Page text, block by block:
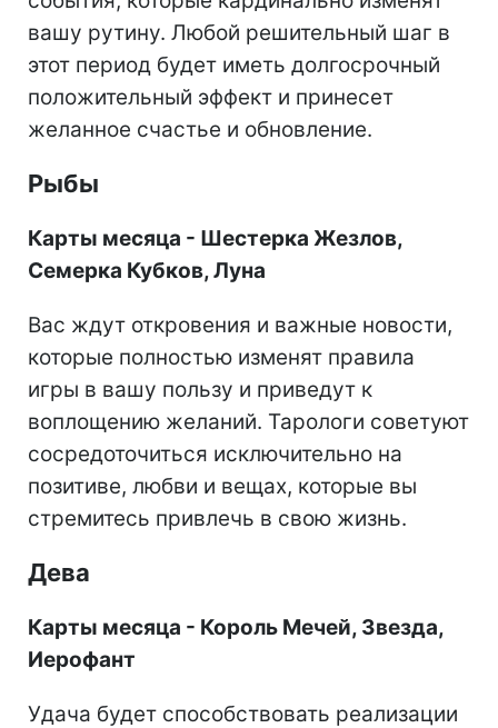
вашу рутину. Любой решительный шаг в
этот период будет иметь долгосрочный
положительный эффект и принесет
желанное счастье и обновление.
Рыбы
Карты месяца - Шестерка Жезлов,
Семерка Кубков, Луна
Вас ждут откровения и важные новости,
которые полностью изменят правила
игры в вашу пользу и приведут к
воплощению желаний. Тарологи советуют
сосредоточиться исключительно на
позитиве, любви и вещах, которые вы
стремитесь привлечь в свою жизнь.
Дева
Карты месяца - Король Мечей, Звезда,
Иерофант
Удача будет способствовать реализации